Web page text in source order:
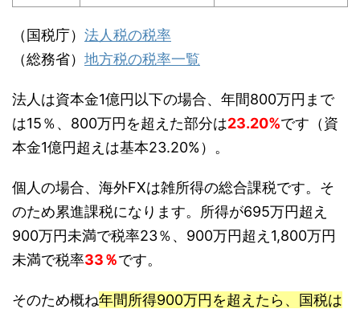
（国税庁） 法人税の税率
（総務省） 地方税の税率一覧
法人は資本金1億円以下の場合、年間800万円まで
は15％、800万円を超えた部分は23.20%です（資
本金1億円超えは基本23.20%）。
個人の場合、海外FXは雑所得の総合課税です。そ
のため累進課税になります。所得が695万円超え
900万円未満で税率23％、900万円超え1,800万円
未満で税率33％です。
そのため概ね年間所得900万円を超えたら、国税は